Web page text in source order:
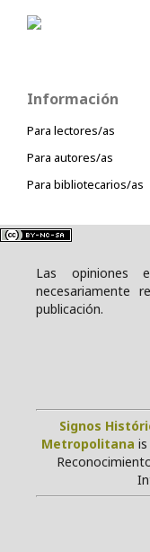
Información
Para lectores/as
Para autores/as
Para bibliotecarios/as
Las opiniones
necesariamente
publicación.
Signos
Metropolitana